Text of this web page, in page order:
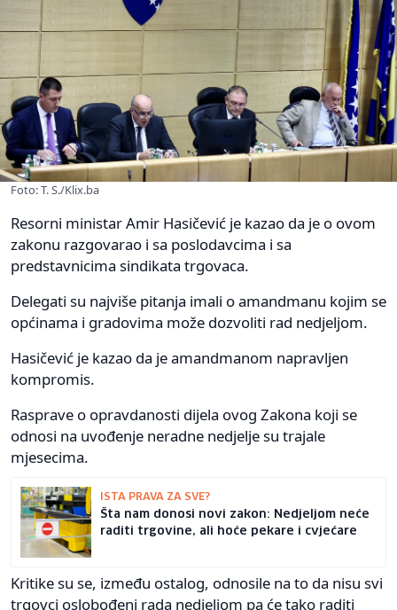
Foto: T. S./Klix.ba
Resorni ministar Amir Hasičević je kazao da je o ovom
zakonu razgovarao i sa poslodavcima i sa
predstavnicima sindikata trgovaca.
Delegati su najviše pitanja imali o amandmanu kojim se
općinama i gradovima može dozvoliti rad nedjeljom.
Hasičević je kazao da je amandmanom napravljen
kompromis.
Rasprave o opravdanosti dijela ovog Zakona koji se
odnosi na uvođenje neradne nedjelje su trajale
mjesecima.
ISTA PRAVA ZA SVE?
Šta nam donosi novi zakon: Nedjeljom neće
raditi trgovine, ali hoće pekare i cvjećare
Kritike su se, između ostalog, odnosile na to da nisu svi
trgovci oslobođeni rada nedjeljom pa će tako raditi